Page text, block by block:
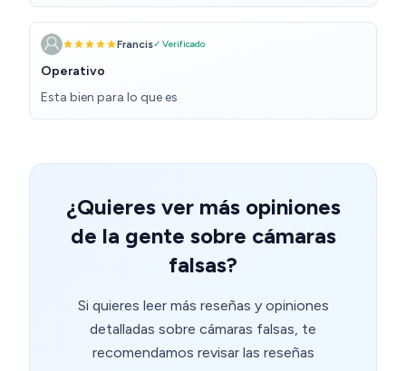
Francis✓ Verificado
Operativo
Esta bien para lo que es
¿Quieres ver más opiniones
de la gente sobre cámaras
falsas?
Si quieres leer más reseñas y opiniones
detalladas sobre cámaras falsas, te
recomendamos revisar las reseñas